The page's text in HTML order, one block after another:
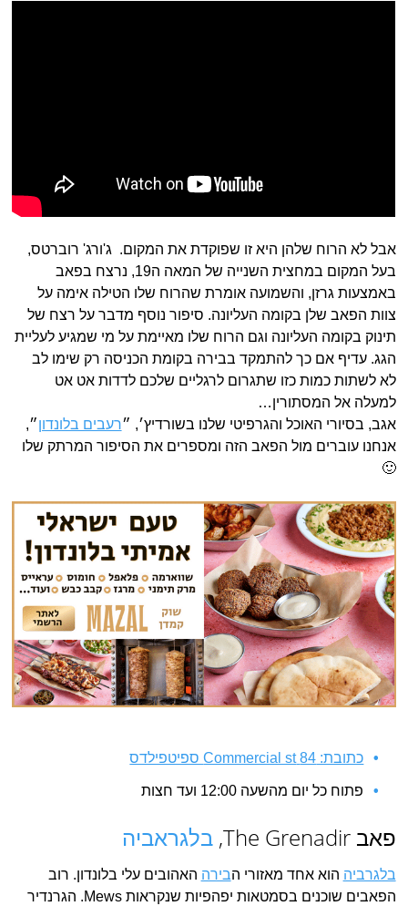
אבל לא הרוח שלהן היא זו שפוקדת את המקום. ג'ורג' רוברטס,
בעל המקום במחצית השנייה של המאה ה19, נרצח בפאב
באמצעות גרזן, והשמועה אומרת שהרוח שלו הטילה אימה על
צוות הפאב שלן בקומה העליונה. סיפור נוסף מדבר על רצח של
תינוק בקומה העליונה וגם הרוח שלו מאיימת על מי שמגיע לעליית
הגג. עדיף אם כך להתמקד בבירה בקומת הכניסה רק שימו לב
לא לשתות כמות כזו שתגרום לרגליים שלכם לדדות אט אט
למעלה אל המסתורין…
אגב, בסיורי האוכל והגרפיטי שלנו בשורדיץ׳, ״רעבים בלונדון״,
אנחנו עוברים מול הפאב הזה ומספרים את הסיפור המרתק שלו
🙂
כתובת: 84 Commercial st ספיטפילדס
פתוח כל יום מהשעה 12:00 ועד חצות
פאב The Grenadir, בלגראביה
בלגרביה הוא אחד מאזורי הבירה האהובים עלי בלונדון. רוב
הפאבים שוכנים בסמטאות יפהפיות שנקראות Mews. הגרנדיר